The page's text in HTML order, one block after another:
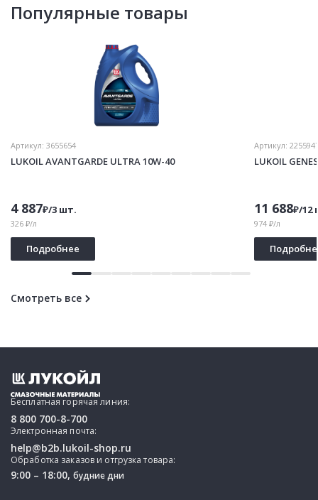
Популярные товары
Артикул: 3655654
LUKOIL AVANTGARDE ULTRA 10W-40
4 887₽/3 шт.
326 ₽/л
Подробнее
Артикул:
LUKOIL
11 688₽/12
974 ₽/л
Смотреть все
Бесплатная горячая линия:
8 800 700-8-700
Электронная почта:
help@b2b.lukoil-shop.ru
Обработка заказов и отгрузка товара:
9:00 – 18:00, будние дни